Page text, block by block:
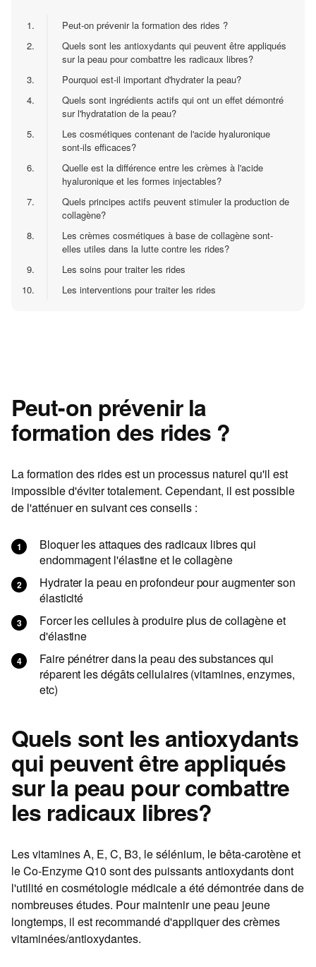
1.
Peut-on prévenir la formation des rides ?
2.
Quels sont les antioxydants qui peuvent être appliqués
sur la peau pour combattre les radicaux libres?
3.
Pourquoi est-il important d'hydrater la peau?
4.
Quels sont ingrédients actifs qui ont un effet démontré
sur l'hydratation de la peau?
5.
Les cosmétiques contenant de l'acide hyaluronique
sont-ils efficaces?
6.
Quelle est la différence entre les crèmes à l'acide
hyaluronique et les formes injectables?
7.
Quels principes actifs peuvent stimuler la production de
collagène?
8.
Les crèmes cosmétiques à base de collagène sont-
elles utiles dans la lutte contre les rides?
9.
Les soins pour traiter les rides
10.
Les interventions pour traiter les rides
Peut-on prévenir la
formation des rides ?
La formation des rides est un processus naturel qu'il est
impossible d'éviter totalement. Cependant, il est possible
de l'atténuer en suivant ces conseils :
Bloquer les attaques des radicaux libres qui
endommagent l'élastine et le collagène
Hydrater la peau en profondeur pour augmenter son
élasticité
Forcer les cellules à produire plus de collagène et
d'élastine
Faire pénétrer dans la peau des substances qui
réparent les dégâts cellulaires (vitamines, enzymes,
etc)
Quels sont les antioxydants
qui peuvent être appliqués
sur la peau pour combattre
les radicaux libres?
Les vitamines A, E, C, B3, le sélénium, le bêta-carotène et
le Co-Enzyme Q10 sont des puissants antioxydants dont
l'utilité en cosmétologie médicale a été démontrée dans de
nombreuses études. Pour maintenir une peau jeune
longtemps, il est recommandé d'appliquer des crèmes
vitaminées/antioxydantes.